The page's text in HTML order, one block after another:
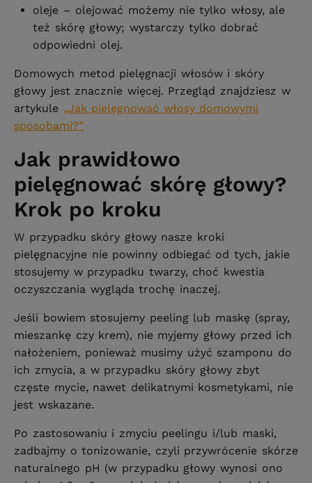
oleje – olejować możemy nie tylko włosy, ale
też skórę głowy; wystarczy tylko dobrać
odpowiedni olej.
Domowych metod pielęgnacji włosów i skóry
głowy jest znacznie więcej. Przegląd znajdziesz w
artykule „Jak pielęgnować włosy domowymi
sposobami?”
Jak prawidłowo
pielęgnować skórę głowy?
Krok po kroku
W przypadku skóry głowy nasze kroki
pielęgnacyjne nie powinny odbiegać od tych, jakie
stosujemy w przypadku twarzy, choć kwestia
oczyszczania wygląda trochę inaczej.
Jeśli bowiem stosujemy peeling lub maskę (spray,
mieszankę czy krem), nie myjemy głowy przed ich
nałożeniem, ponieważ musimy użyć szamponu do
ich zmycia, a w przypadku skóry głowy zbyt
częste mycie, nawet delikatnymi kosmetykami, nie
jest wskazane.
Po zastosowaniu i zmyciu peelingu i/lub maski,
zadbajmy o tonizowanie, czyli przywrócenie skórze
naturalnego pH (w przypadku głowy wynosi ono